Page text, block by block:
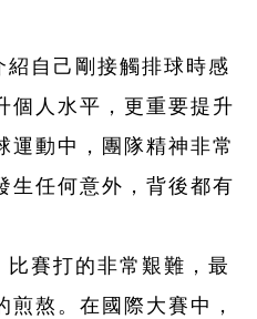
自己剛接觸排球時感
個人水平，更重要提升
運動中，團隊精神非常
生任何意外，背後都有
賽打的非常艱難，最
熬。在國際大賽中，